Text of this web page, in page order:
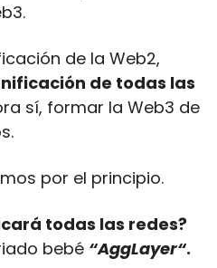
de todas las
sí, formar la Web3 de
por el principio.
todas las redes?
bebé “AggLayer“.